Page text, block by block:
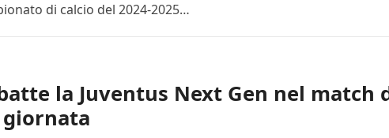
di calcio del 2024-2025…
la Juventus Next Gen nel match
giornata